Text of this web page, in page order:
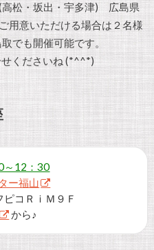
高松・坂出・宇多津) 広島県
用意いただける場合は２名様
でも開催可能です。
せくださいね (*^^*)
～12：30
ー福山
コＲｉＭ９Ｆ
から♪